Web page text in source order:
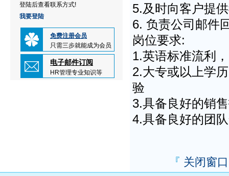
登陆后查看联系方式!
我要登陆
免费注册会员
只需三步就能成为会员
电子邮件订阅
HR管理专业知识等
5.及时向客户提
6. 负责公司邮件
岗位要求:
1.英语标准流利
2.大专或以上学
验
3.具备良好的销
4.具备良好的团
『 关闭窗口